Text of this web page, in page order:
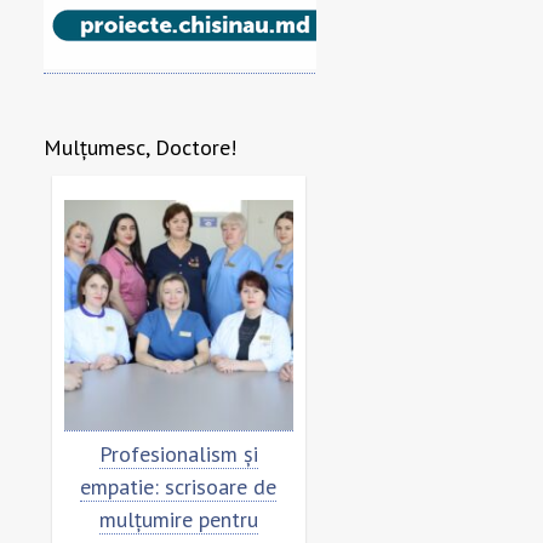
Mulțumesc, Doctore!
Profesionalism și
empatie: scrisoare de
mulțumire pentru